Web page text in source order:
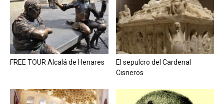
FREE TOUR Alcalá de Henares
El sepulcro del Cardenal
Cisneros